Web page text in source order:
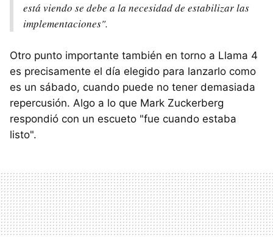
está viendo se debe a la necesidad de estabilizar las
implementaciones".
Otro punto importante también en torno a Llama 4
es precisamente el día elegido para lanzarlo como
es un sábado, cuando puede no tener demasiada
repercusión. Algo a lo que Mark Zuckerberg
respondió con un escueto "fue cuando estaba
listo".